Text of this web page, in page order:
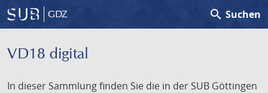
GDZ search Suchen
VD18 digital
In dieser Sammlung finden Sie die in der SUB Göttingen